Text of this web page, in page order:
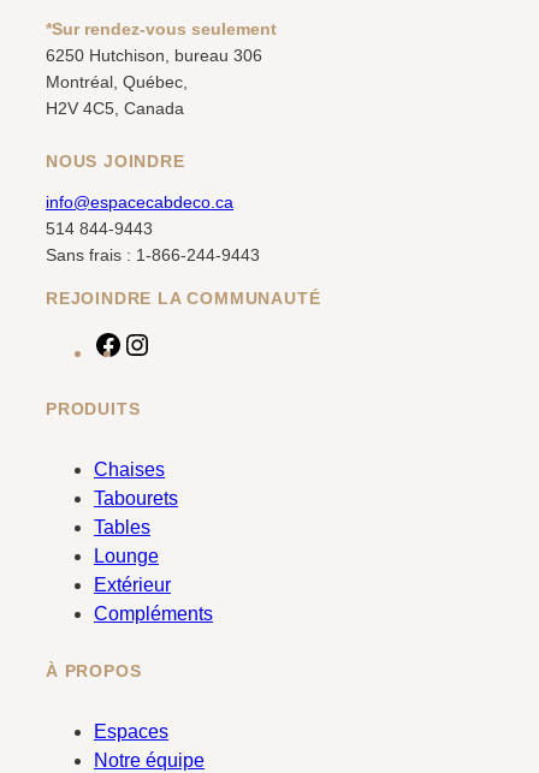
*Sur rendez-vous seulement
6250 Hutchison, bureau 306
Montréal, Québec,
H2V 4C5, Canada
NOUS JOINDRE
info@espacecabdeco.ca
514 844-9443
Sans frais : 1-866-244-9443
REJOINDRE LA COMMUNAUTÉ
F
c
b
o
PRODUITS
Chaises
Tabourets
Tables
Lounge
Extérieur
Compléments
À PROPOS
Espaces
Notre équipe